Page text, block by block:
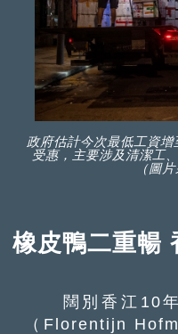
政府估計今次最低工資
受惠，主要涉及清潔工
（圖
橡皮鴨二重暢
闊別香江10年
（Florentijn